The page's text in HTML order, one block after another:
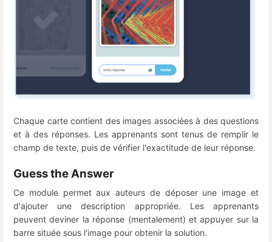
Chaque carte contient des images associées à des questions
et à des réponses. Les apprenants sont tenus de remplir le
champ de texte, puis de vérifier l'exactitude de leur réponse.
Guess the Answer
Ce module permet aux auteurs de déposer une image et
d'ajouter une description appropriée. Les apprenants
peuvent deviner la réponse (mentalement) et appuyer sur la
barre située sous l'image pour obtenir la solution.